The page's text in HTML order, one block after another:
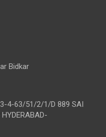
Bidkar
3-4-63/51/2/1/D 889 SAI